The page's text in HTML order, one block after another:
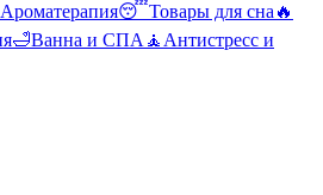
Ароматерапия😴Товары для сна 🔥
🛁Ванна и СПА 🧘 Антистресс и